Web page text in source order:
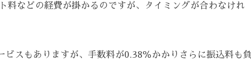
料などの経費が掛かるのですが、タイミングが合わなけれ
スもありますが、手数料が0.38％かかりさらに振込料も負